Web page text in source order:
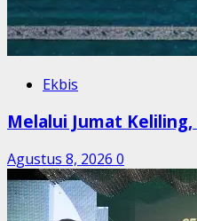
Ekbis
Melalui Jumat
Agustus 8, 2026 0